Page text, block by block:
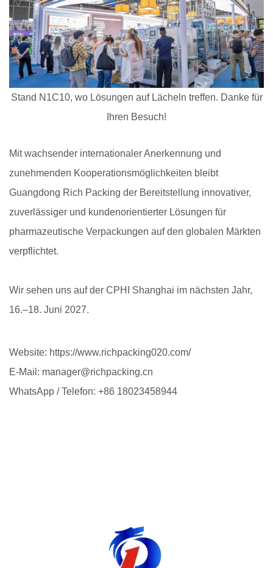
Stand N1C10, wo Lösungen auf Lächeln treffen. Danke für
Ihren Besuch!
Mit wachsender internationaler Anerkennung und
zunehmenden Kooperationsmöglichkeiten bleibt
Guangdong Rich Packing der Bereitstellung innovativer,
zuverlässiger und kundenorientierter Lösungen für
pharmazeutische Verpackungen auf den globalen Märkten
verpflichtet.
Wir sehen uns auf der CPHI Shanghai im nächsten Jahr,
16.–18. Juni 2027.
Website: https://www.richpacking020.com/
E-Mail: manager@richpacking.cn
WhatsApp / Telefon: +86 18023458944